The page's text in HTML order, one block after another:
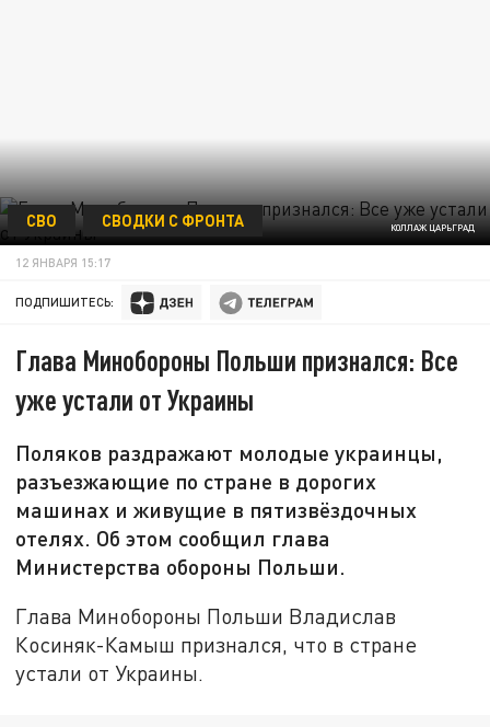
КОЛЛАЖ ЦАРЬГРАД
СВО СВОДКИ С ФРОНТА
12 ЯНВАРЯ 15:17
ПОДПИШИТЕСЬ:
Глава Минобороны Польши признался: Все
уже устали от Украины
Поляков раздражают молодые украинцы,
разъезжающие по стране в дорогих
машинах и живущие в пятизвёздочных
отелях. Об этом сообщил глава
Министерства обороны Польши.
Глава Минобороны Польши Владислав
Косиняк-Камыш признался, что в стране
устали от Украины.